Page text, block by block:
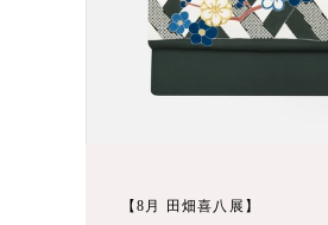
【8月 田畑喜八展】